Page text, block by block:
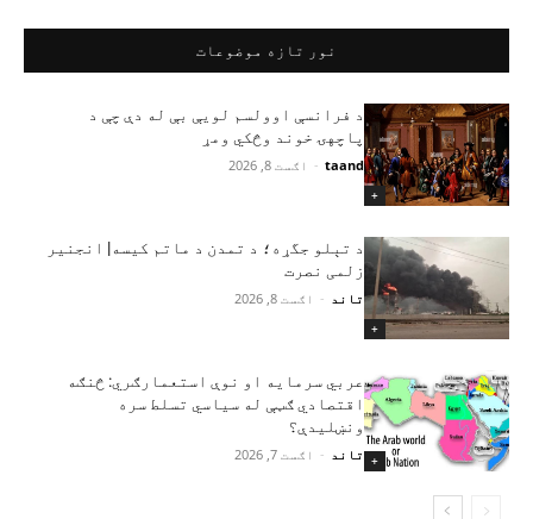
نور تازه موضوعات
+
د فرانسې اوولسم لویې بې له دې چې د
پاچهۍ خوند وڅکي ومړ
taand
- اګست 8, 2026
+
د تېلو جگړه؛ د تمدن د ماتم کیسه| انجنیر
زلمی نصرت
تاند - اګست 8, 2026
+
عربي سرمایه او نوې استعمارګري: څنګه
اقتصادي ګټې له سیاسي تسلط سره
ونښلیدې؟
تاند - اګست 7, 2026